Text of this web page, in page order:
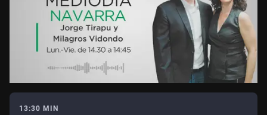
13:30 MIN